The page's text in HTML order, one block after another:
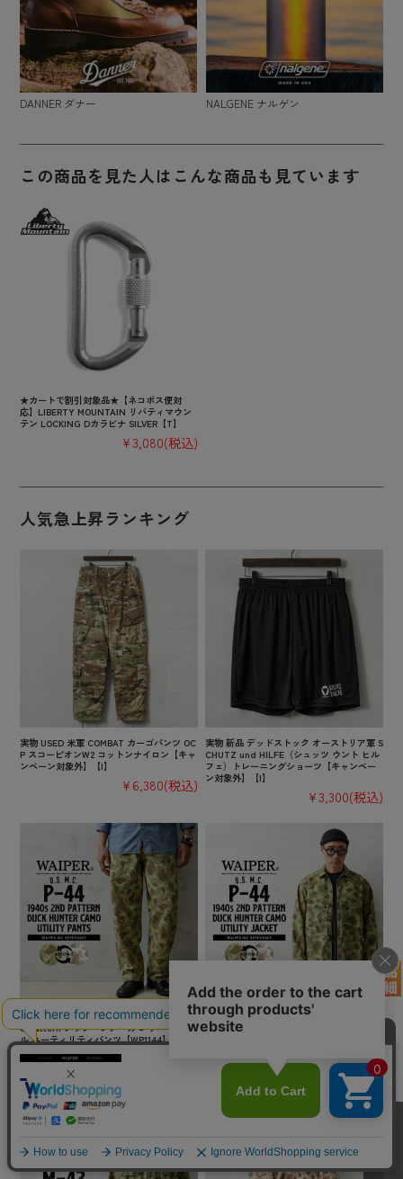
DANNER ダナー NALGENE ナルゲン
この商品を見た人はこんな商品も見ています
★カートで割引対象品★【ネコポス便対
応】LIBERTY MOUNTAIN リバティマウン
テン LOCKING Dカラビナ SILVER【T】
¥3,080(税込)
人気急上昇ランキング
実物 USED 米軍 COMBAT カーゴパンツ OC
P スコーピオンW2 コットンナイロン【キャ
ンペーン対象外】【I】
¥6,380(税込)
実物 新品 デッドストック オーストリア軍 S
CHUTZ und HILFE（シュッツ ウント ヒル
フェ）トレーニングショーツ【キャンペー
ン対象外】【I】
¥3,300(税込)
WAIPER.inc 米軍 1940’s U.S.M.C. P-44 2n
d Pattern ダックハンターカモ リバーシブ
ル ユーティリティパンツ【WP1144】【キャ
ンペーン対象外】【T】
WAIPER.inc 米軍 1940’s U.S.M.C. P-44 2n
d Pattern ダックハンターカモ ユーティリ
¥15,180 (税込)